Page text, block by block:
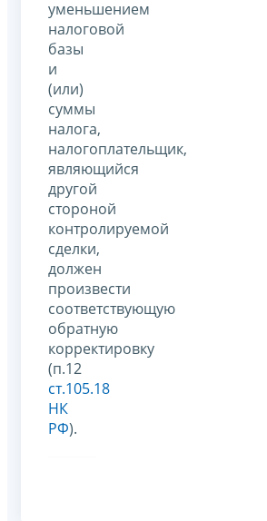
уменьшением
налоговой
базы
и
(или)
суммы
налога,
налогоплательщик,
являющийся
другой
стороной
контролируемой
сделки,
должен
произвести
соответствующую
обратную
корректировку
(п.12
ст.105.18
НК
РФ).